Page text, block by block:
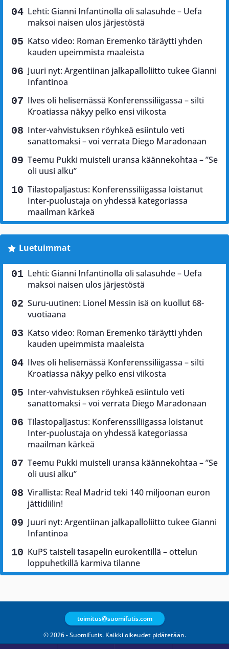
Lehti: Gianni Infantinolla oli salasuhde – Uefa
maksoi naisen ulos järjestöstä
Katso video: Roman Eremenko täräytti yhden
kauden upeimmista maaleista
Juuri nyt: Argentiinan jalkapalloliitto tukee Gianni
Infantinoa
Ilves oli helisemässä Konferenssiliigassa – silti
Kroatiassa näkyy pelko ensi viikosta
Inter-vahvistuksen röyhkeä esiintulo veti
sanattomaksi – voi verrata Diego Maradonaan
Teemu Pukki muisteli uransa käännekohtaa – ”Se
oli uusi alku”
Tilastopaljastus: Konferenssiliigassa loistanut
Inter-puolustaja on yhdessä kategoriassa
maailman kärkeä
Luetuimmat
Lehti: Gianni Infantinolla oli salasuhde – Uefa
maksoi naisen ulos järjestöstä
Suru-uutinen: Lionel Messin isä on kuollut 68-
vuotiaana
Katso video: Roman Eremenko täräytti yhden
kauden upeimmista maaleista
Ilves oli helisemässä Konferenssiliigassa – silti
Kroatiassa näkyy pelko ensi viikosta
Inter-vahvistuksen röyhkeä esiintulo veti
sanattomaksi – voi verrata Diego Maradonaan
Tilastopaljastus: Konferenssiliigassa loistanut
Inter-puolustaja on yhdessä kategoriassa
maailman kärkeä
Teemu Pukki muisteli uransa käännekohtaa – ”Se
oli uusi alku”
Virallista: Real Madrid teki 140 miljoonan euron
jättidiilin!
Juuri nyt: Argentiinan jalkapalloliitto tukee Gianni
Infantinoa
KuPS taisteli tasapelin eurokentillä – ottelun
loppuhetkillä karmiva tilanne
© 2026 - SuomiFutis. Kaikki oikeudet pidätetään.
toimitus@suomifutis.com